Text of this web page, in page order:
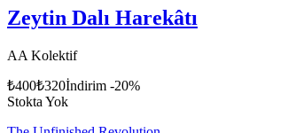
Zeytin Dalı Harekâtı
AA Kolektif
₺400₺320İndirim -20%
Stokta Yok